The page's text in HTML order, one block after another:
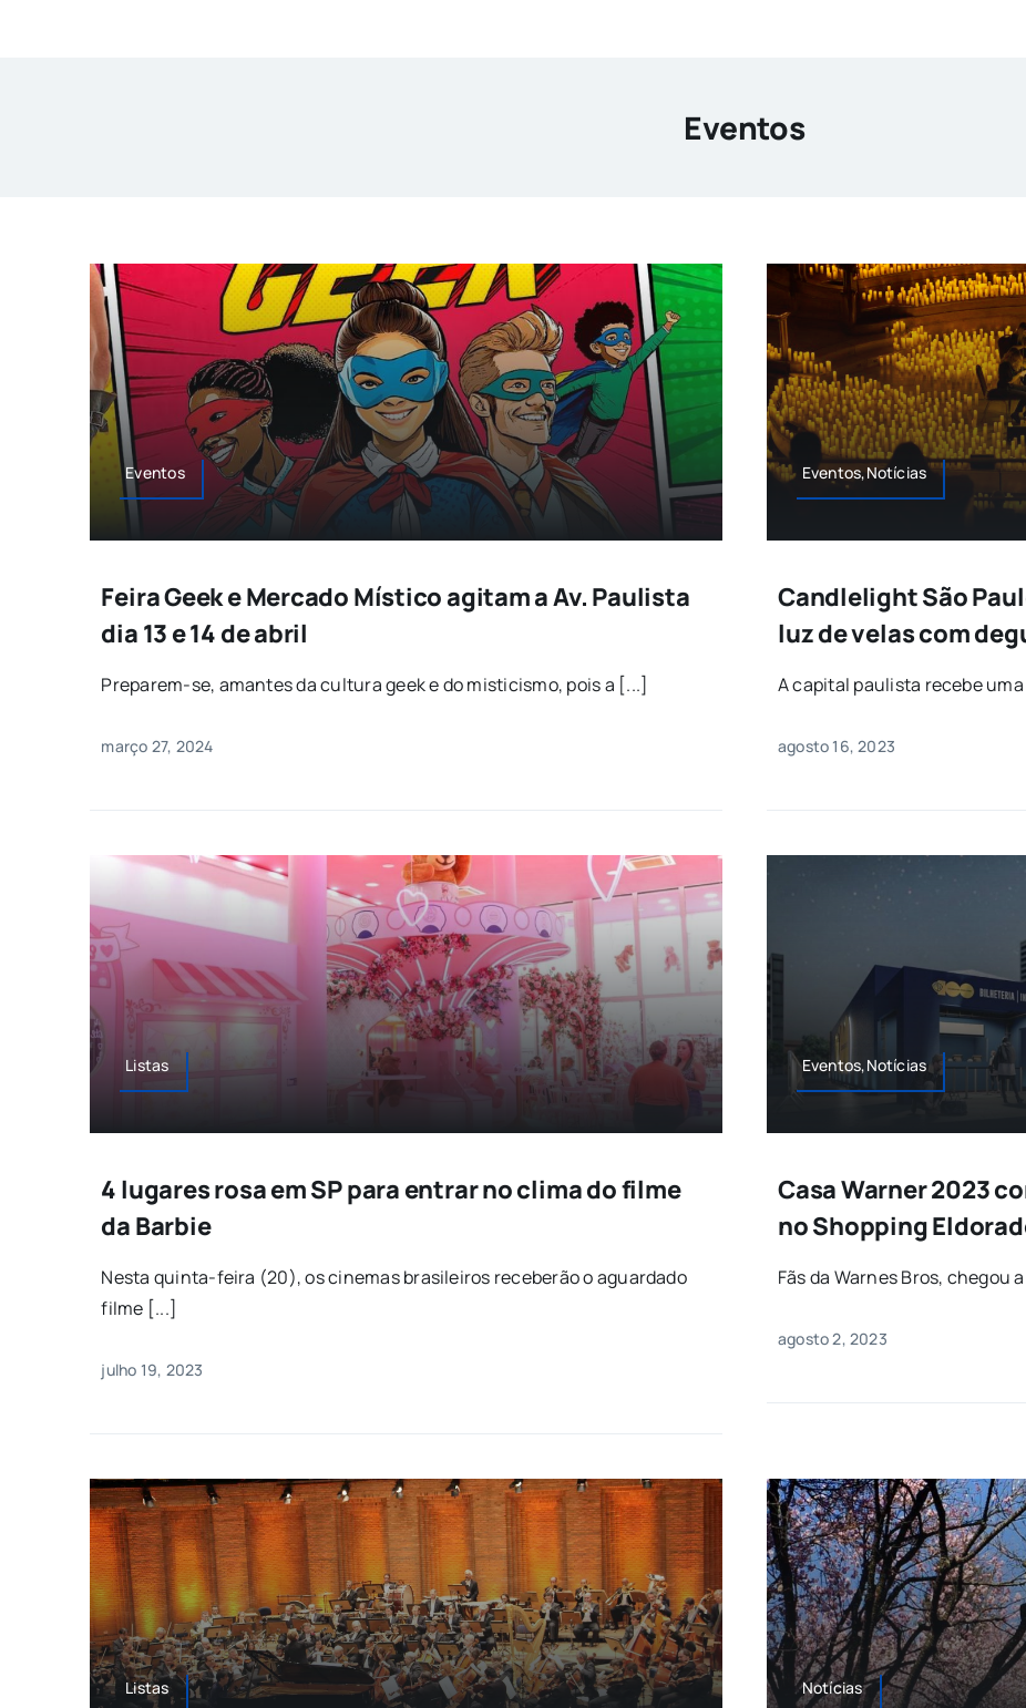
Eventos
Eventos
Feira Geek e Mercado Místico agitam a Av. Paulista
dia 13 e 14 de abril
Preparem-se, amantes da cultura geek e do misticismo, pois a [...]
março 27, 2024
Eventos,Notícias
Candlelight São
luz de velas com
A capital paulista recebe
agosto 16, 2023
Listas
4 lugares rosa em SP para entrar no clima do filme
da Barbie
Nesta quinta-feira (20), os cinemas brasileiros receberão o aguardado
filme [...]
julho 19, 2023
Eventos,Notícias
Casa Warner 2023
no Shopping
Fãs da Warnes Bros, chegou
agosto 2, 2023
Listas Notícias